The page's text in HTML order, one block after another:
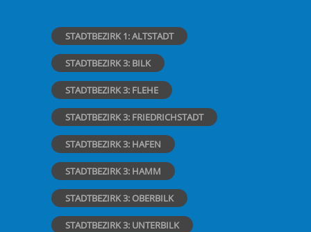
STADTBEZIRK 1: ALTSTADT
STADTBEZIRK 3: BILK
STADTBEZIRK 3: FLEHE
STADTBEZIRK 3: FRIEDRICHSTADT
STADTBEZIRK 3: HAFEN
STADTBEZIRK 3: HAMM
STADTBEZIRK 3: OBERBILK
STADTBEZIRK 3: UNTERBILK